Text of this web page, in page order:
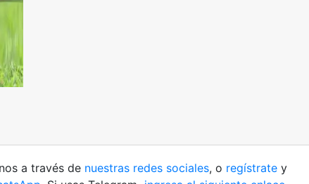
a través de nuestras redes sociales, o regístrate y